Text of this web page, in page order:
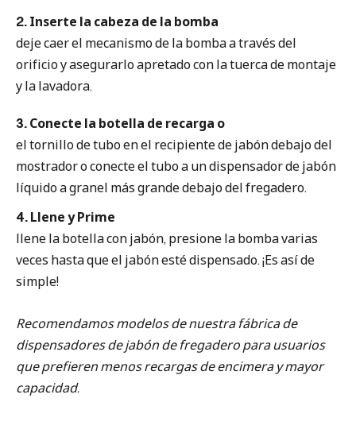
2. Inserte la cabeza de la bomba
deje caer el mecanismo de la bomba a través del
orificio y asegurarlo apretado con la tuerca de montaje
y la lavadora.
3. Conecte la botella de recarga o
el tornillo de tubo en el recipiente de jabón debajo del
mostrador o conecte el tubo a un dispensador de jabón
líquido a granel más grande debajo del fregadero.
4. Llene y Prime
llene la botella con jabón, presione la bomba varias
veces hasta que el jabón esté dispensado. ¡Es así de
simple!
Recomendamos modelos de nuestra fábrica de
dispensadores de jabón de fregadero para usuarios
que prefieren menos recargas de encimera y mayor
capacidad.